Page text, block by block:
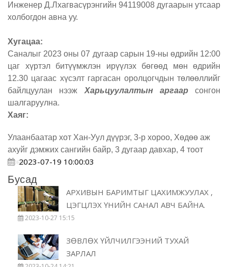
Инженер Д.Лхагвасүрэнгийн 94119008 дугаарын утсаар
холбогдон авна уу.
Хугацаа:
Саналыг 2023 оны 07 дугаар сарын 19-ны өдрийн 12:00
цаг хүртэл битүүмжлэн ирүүлэх бөгөөд мөн өдрийн
12.30 цагаас хүсэлт гаргасан оролцогчдын төлөөллийг
байлцуулан нээж Харьцуулалтын аргаарсонгон
шалгаруулна.
Хаяг:
Улаанбаатар хот Хан-Уул дүүрэг, 3-р хороо, Хөдөө аж
ахуйг дэмжих сангийн байр, 3 дугаар давхар, 4 тоот
өрөө2023-07-19 10:00:03
Бусад
АРХИВЫН БАРИМТЫГ ЦАХИМЖУУЛАХ ,
ЦЭГЦЛЭХ ҮНИЙН САНАЛ АВЧ БАЙНА.
2023-10-27 15:15
ЗӨВЛӨХ ҮЙЛЧИЛГЭЭНИЙ ТУХАЙ
ЗАРЛАЛ